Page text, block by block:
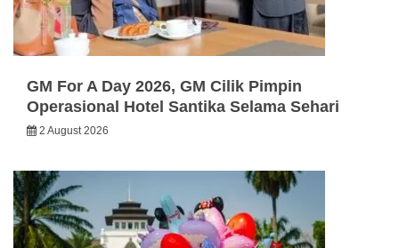
GM For A Day 2026, GM Cilik Pimpin
Operasional Hotel Santika Selama Sehari
2 August 2026